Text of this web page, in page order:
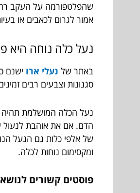
שהפלטפורמה על העקב
אמור לגרום לכאבים או
נעל כלה נוחה היא
באתר של נעלי ארו ישנם
סגנונות וצבעים רבים
נעל הכלה המושלמת תהיה
של אלפי כלות גם הנעל
ומקסימום נוחות לכלה.
פוסטים קשורים